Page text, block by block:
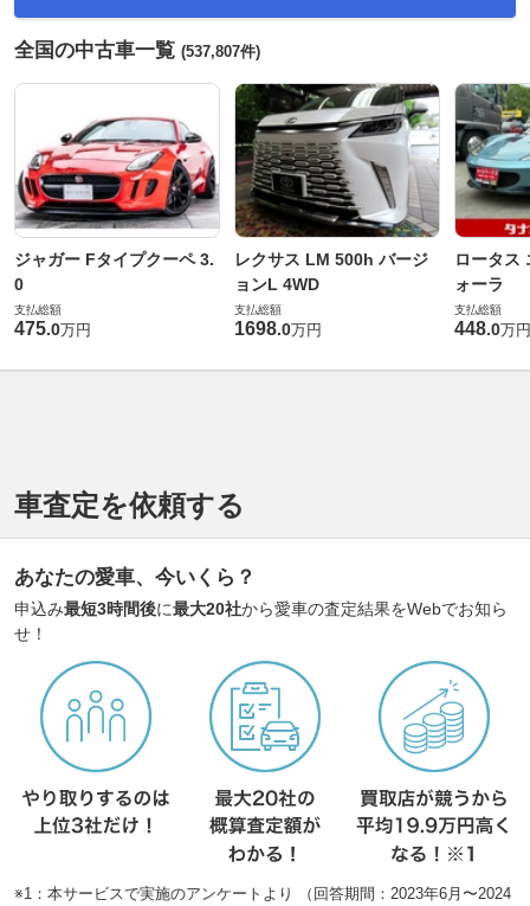
全国の中古車一覧 (537,807件)
ジャガー Fタイプクーペ 3.
0
支払総額
475.0万円
レクサス LM 500h バージ
ョンL 4WD
支払総額
1698.0万円
ロータス
ォーラ
支払総額
448.0万円
車査定を依頼する
あなたの愛車、今いくら？
申込み最短3時間後に最大20社から愛車の査定結果をWebでお知ら
せ！
※1：本サービスで実施のアンケートより （回答期間：2023年6月〜2024